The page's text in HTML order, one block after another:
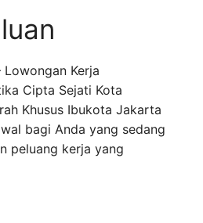
Lowongan Kerja
Cipta Sejati Kota
Khusus Ibukota Jakarta
bagi Anda yang sedang
peluang kerja yang